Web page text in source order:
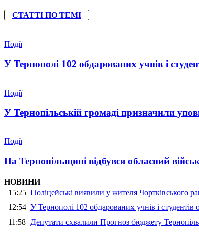
СТАТТІ ПО ТЕМІ
Події
У Тернополі 102 обдарованих учнів і
Події
У Тернопільській громаді призначили
Події
На Тернопільщині відбувся обласний
НОВИНИ
15:25 Поліцейські виявили у жителя Чортківського
12:54 У Тернополі 102 обдарованих учнів і студентів
11:58 Депутати схвалили Прогноз бюджету